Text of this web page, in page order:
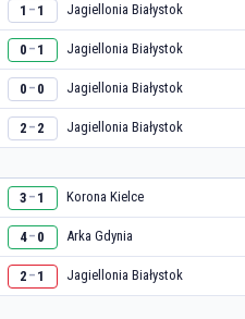
1 – 1 Jagiellonia Białystok
0 – 1 Jagiellonia Białystok
0 – 0 Jagiellonia Białystok
2 – 2 Jagiellonia Białystok
3 – 1 Korona Kielce
4– 0 Arka Gdynia
2 – 1 Jagiellonia Białystok